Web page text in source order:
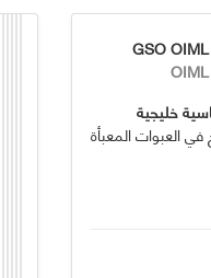
GSO
خليجية
العبوات المعبأة